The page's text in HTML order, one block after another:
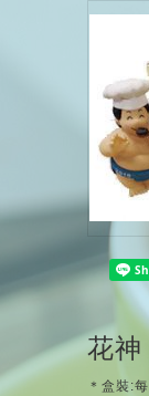
花
＊盒裝: